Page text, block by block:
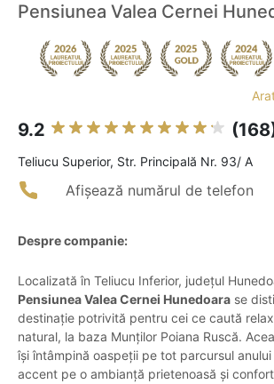
Pensiunea Valea Cernei
9.2
Teliucu Superior, Str. Principală Nr. 93/ A
Afișează numărul de telefon
Despre companie:
Localizată în Teliucu Inferior, județul
Pensiunea Valea Cernei Hunedoara se
destinație potrivită pentru cei ce caută
natural, la baza Munților Poiana Ruscă.
își întâmpină oaspeții pe tot parcursul
accent pe o ambianță prietenoasă și